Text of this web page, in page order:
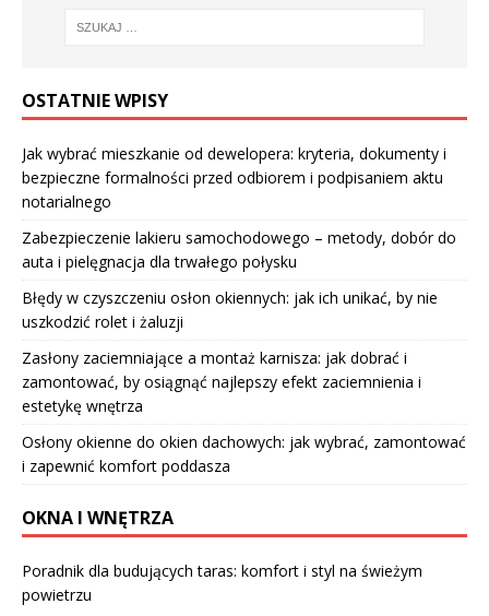
OSTATNIE WPISY
Jak wybrać mieszkanie od dewelopera: kryteria, dokumenty i
bezpieczne formalności przed odbiorem i podpisaniem aktu
notarialnego
Zabezpieczenie lakieru samochodowego – metody, dobór do
auta i pielęgnacja dla trwałego połysku
Błędy w czyszczeniu osłon okiennych: jak ich unikać, by nie
uszkodzić rolet i żaluzji
Zasłony zaciemniające a montaż karnisza: jak dobrać i
zamontować, by osiągnąć najlepszy efekt zaciemnienia i
estetykę wnętrza
Osłony okienne do okien dachowych: jak wybrać, zamontować
i zapewnić komfort poddasza
OKNA I WNĘTRZA
Poradnik dla budujących taras: komfort i styl na świeżym
powietrzu